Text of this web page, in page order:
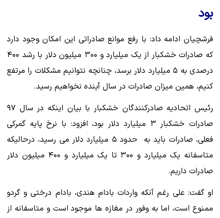
بود
فرشچیان ادامه داد: با رفع موانع صادراتی این امکان وجود دارد
که صادرات خشکبار از یک میلیارد و ۳۰۰ میلیون دلار با رشد ۴۰۰
درصدی به ۵ میلیارد دلار برسد، چنانچه نتوانیم مشکلات را مرتفع
کنیم، همین میزان صادرات در سال آینده نخواهیم رسید.
رئیس اتحادیه صادرکنندگان خشکبار با بیان اینکه در سال ۹۷
صادرات خشکبار ۳ میلیارد دلار بود، افزود: با نرخ پایه گمرکی
فعلی، صادرات باید به حدود ۵ میلیارد دلار می رسید، درحالیکه
متاسفانه یک میلیارد و ۳۰۰ تا یک میلیارد و ۴۰۰ میلیون دلار
صادرات داریم.
او گفت: علی رغم آنکه واردات بادام هندی، بادام درختی و گردو
ممنوع است، اما به وفور در مغازه ها موجود است و متاسفانه از